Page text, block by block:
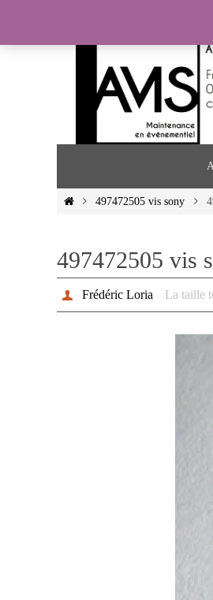
contenu
Home497472505 vis sony
497472505 vis
Frédéric Loria La taille